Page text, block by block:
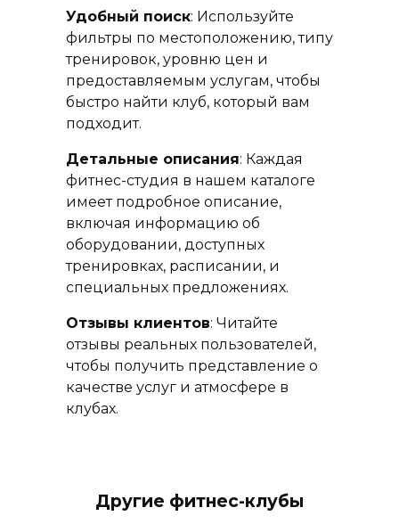
Удобный поиск: Используйте
фильтры по местоположению, типу
тренировок, уровню цен и
предоставляемым услугам, чтобы
быстро найти клуб, который вам
подходит.
Детальные описания: Каждая
фитнес-студия в нашем каталоге
имеет подробное описание,
включая информацию об
оборудовании, доступных
тренировках, расписании, и
специальных предложениях.
Отзывы клиентов: Читайте
отзывы реальных пользователей,
чтобы получить представление о
качестве услуг и атмосфере в
клубах.
Другие фитнес-клубы